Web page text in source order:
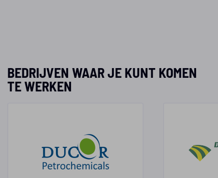
BEDRIJVEN WAAR JE KUNT KOMEN
TE WERKEN